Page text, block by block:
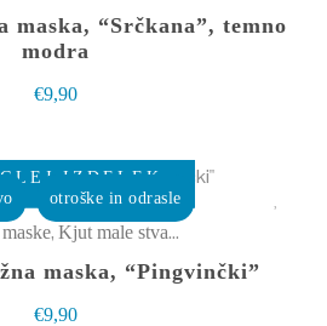
izdelka
več
na
maska, “Srčkana”, temno
modra
€9,90
otroške in odrasle
IZDELEK
Ta
več
, Kjut male stvarce
maska, “Pingvinčki”
€9,90